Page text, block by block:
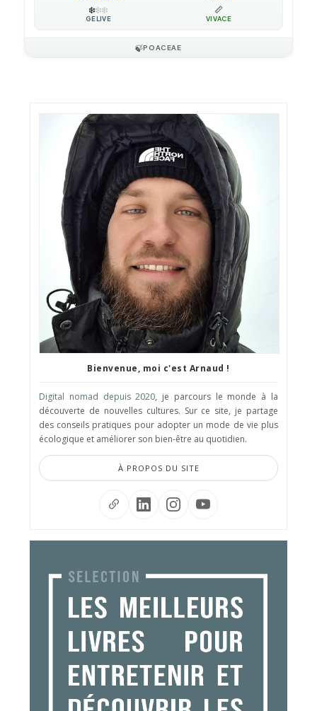
❄️❄️❄️
GÉLIVE
📏
VIVACE
🍃POACEAE
Bienvenue, moi c'est Arnaud !
Digital nomad depuis 2020, je parcours le monde à la
découverte de nouvelles cultures. Sur ce site, je partage
des conseils pratiques pour adopter un mode de vie plus
écologique et améliorer son bien-être au quotidien.
À PROPOS DU SITE